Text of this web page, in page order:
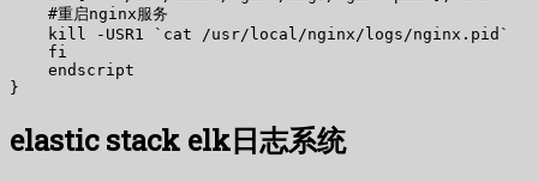
    #重启nginx服务
    kill -USR1 `cat /usr/local/nginx/logs/nginx.pid`
    fi
    endscript
elastic stack elk日志系统